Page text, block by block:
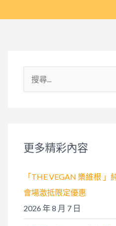
尋
:更多精彩內容
「THE VEGAN 樂維根 」
會場激抵限定優惠
2026 年 8 月 7 日